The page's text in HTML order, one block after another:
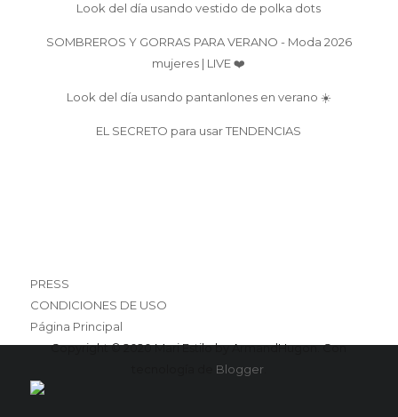
Look del día usando vestido de polka dots
SOMBREROS Y GORRAS PARA VERANO - Moda 2026
mujeres | LIVE ❤️
Look del día usando pantanlones en verano ☀️
EL SECRETO para usar TENDENCIAS
PRESS
CONDICIONES DE USO
Página Principal
Copyright © 2020 Mari Estilo by ArmandHugon. Con
Blogger.